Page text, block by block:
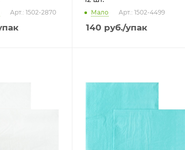
Арт.: 1502-2870 Мало Арт.: 1502-4499
140 руб./упак